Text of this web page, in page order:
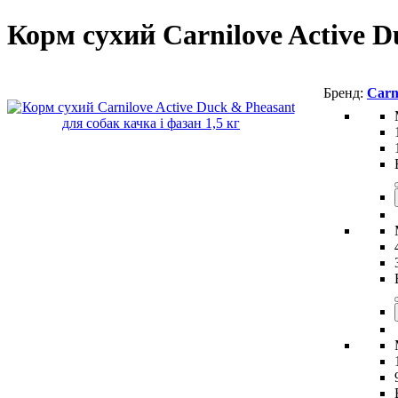
Корм сухий Carnilove Active